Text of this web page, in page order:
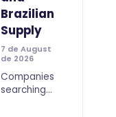
Brazilian
Supply
7 de August
de 2026
Companies
searching